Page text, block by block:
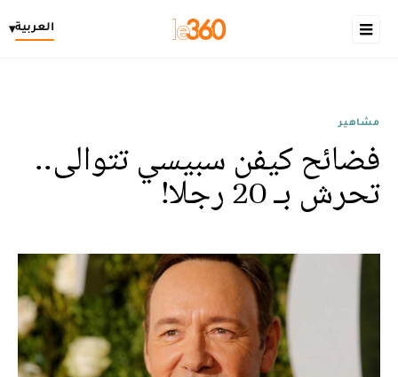
العربية▾
مشاهير
فضائح كيفن سبيسي تتوالى..
تحرش بـ 20 رجلا!